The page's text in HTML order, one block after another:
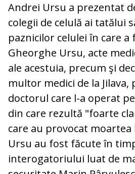
Andrei Ursu a prezentat
colegii de celulă ai tatălui
paznicilor celulei în care a
Gheorghe Ursu, acte
ale acestuia, precum şi
multor medici de la Jilava,
doctorul care l-a operat
din care rezultă "foarte
care au provocat
Ursu au fost făcute în
interogatoriului luat de